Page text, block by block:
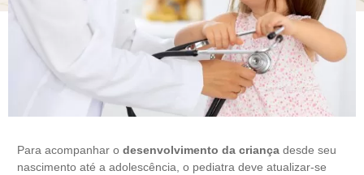
Para acompanhar o desenvolvimento da criança desde seu
nascimento até a adolescência, o pediatra deve atualizar-se